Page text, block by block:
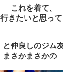
これを着て、
きたいと思っ
仲良しのジム
まさかまさかの